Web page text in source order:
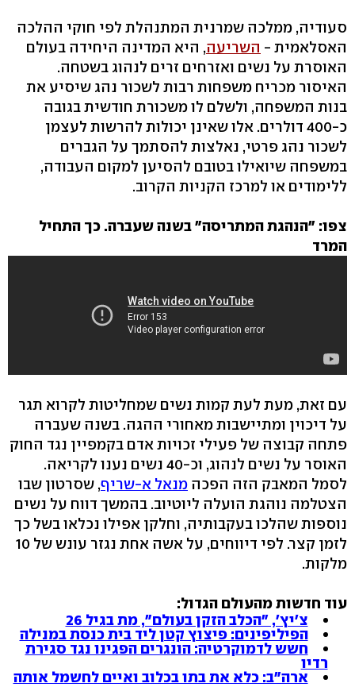
סעודיה, ממלכה שמרנית המתנהלת לפי חוקי ההלכה
האסלאמית - השריעה, היא המדינה היחידה בעולם
האוסרת על נשים ואזרחים זרים לנהוג בשטחה.
האיסור מכריח משפחות רבות לשכור נהג שיסיע את
בנות המשפחה, ולשלם לו משכורת חודשית בגובה
כ-400 דולרים. אלו שאינן יכולות להרשות לעצמן
לשכור נהג פרטי, נאלצות להסתמך על הגברים
במשפחה שיואילו בטובם להסיען למקום העבודה,
ללימודים או למרכז הקניות הקרוב.
צפו: "הנהגת המתריסה" בשנה שעברה. כך התחיל
המרד
עם זאת, מעת לעת קמות נשים שמחליטות לקרוא תגר
על דיכוין ומתיישבות מאחורי ההגה. בשנה שעברה
פתחה קבוצה של פעילי זכויות אדם בקמפיין נגד החוק
האוסר על נשים לנהוג, וכ-40 נשים נענו לקריאה.
לסמל המאבק הזה הפכה מנאל א-שריף, שסרטון שבו
הצטלמה נוהגת הועלה ליוטיוב. בהמשך דווח על נשים
נוספות שהלכו בעקבותיה, וחלקן אפילו נכלאו בשל כך
לזמן קצר. לפי דיווחים, על אשה אחת נגזר עונש של 10
מלקות.
עוד חדשות מהעולם הגדול:
צ'יץ', "הכלב הזקן בעולם", מת בגיל 26
הפיליפינים: פיצוץ קטן ליד בית כנסת במנילה
חשש לדמוקרטיה: הונגרים הפגינו נגד סגירת
רדיו
ארה"ב: כלא את בתו בכלוב ואיים לחשמל אותה